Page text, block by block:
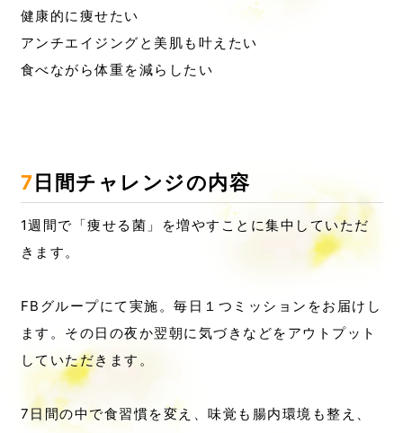
健康的に痩せたい
アンチエイジングと美肌も叶えたい
食べながら体重を減らしたい
7日間チャレンジの内容
1週間で「痩せる菌」を増やすことに集中していただ
きます。
FBグループにて実施。毎日１つミッションをお届けし
ます。その日の夜か翌朝に気づきなどをアウトプット
していただきます。
7日間の中で食習慣を変え、味覚も腸内環境も整え、